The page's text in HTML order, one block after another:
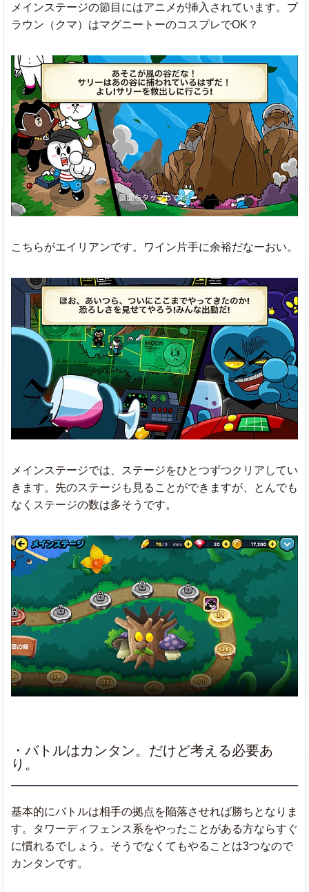
メインステージの節目にはアニメが挿入されています。ブ
ラウン（クマ）はマグニートーのコスプレでOK？
こちらがエイリアンです。ワイン片手に余裕だなーおい。
メインステージでは、ステージをひとつずつクリアしてい
きます。先のステージも見ることができますが、とんでも
なくステージの数は多そうです。
・バトルはカンタン。だけど考える必要あ
り。
基本的にバトルは相手の拠点を陥落させれば勝ちとなりま
す。タワーディフェンス系をやったことがある方ならすぐ
に慣れるでしょう。そうでなくてもやることは3つなので
カンタンです。